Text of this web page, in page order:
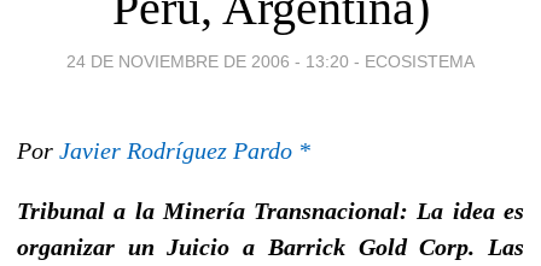
24 DE NOVIEMBRE DE 2006 - 13:20 - ECOSISTEMA
Por Javier Rodríguez Pardo *
Tribunal a la Minería Transnacional: La idea es
organizar un Juicio a Barrick Gold Corp. Las